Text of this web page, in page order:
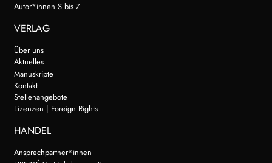
Autor*innen S bis Z
VERLAG
Über uns
Aktuelles
Manuskripte
Kontakt
Stellenangebote
Lizenzen | Foreign Rights
HANDEL
Ansprechpartner*innen